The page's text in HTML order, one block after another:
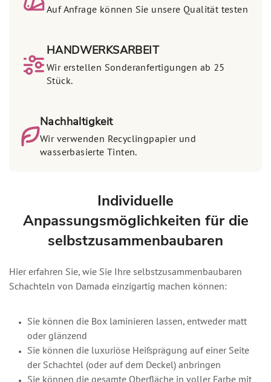
Auf Anfrage können Sie unsere Qualität testen
HANDWERKSARBEIT
Wir erstellen Sonderanfertigungen ab 25
Stück.
Nachhaltigkeit
Wir verwenden Recyclingpapier und
wasserbasierte Tinten.
Individuelle
Anpassungsmöglichkeiten für die
selbstzusammenbaubaren
Hier erfahren Sie, wie Sie Ihre selbstzusammenbaubaren
Schachteln von Damada einzigartig machen können:
Sie können die Box laminieren lassen, entweder matt
oder glänzend
Sie können die luxuriöse Heißprägung auf einer Seite
der Schachtel (oder auf dem Deckel) anbringen
Sie können die gesamte Oberfläche in voller Farbe mit